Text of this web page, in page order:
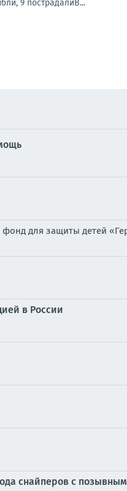
9 пострадалиВ...
фонд для защиты детей
в России
снайперов с